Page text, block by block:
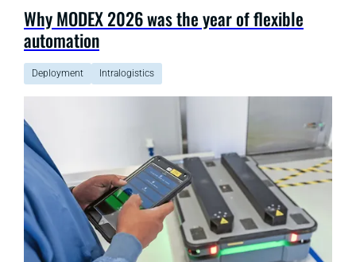
Why MODEX 2026 was the year of flexible
automation
Deployment Intralogistics